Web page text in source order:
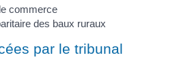
commerce
des baux ruraux
par le tribunal